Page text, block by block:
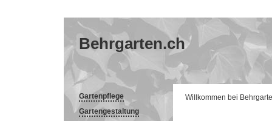
Behrgarten.ch
Gartenpflege
Gartengestaltung
Willkommen bei